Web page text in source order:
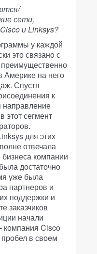
сети,
и Linksys?
у каждой
это связано с
Америке на него
Спустя
к
направление
этот сегмент
для этих
отвечала
компании
достаточно
уже была
партнеров и
поддержки и
заказчиков
начали
компания Cisco
в своeм